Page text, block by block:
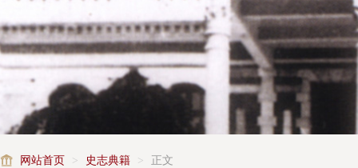
网站首页 > 史志典籍 > 正文